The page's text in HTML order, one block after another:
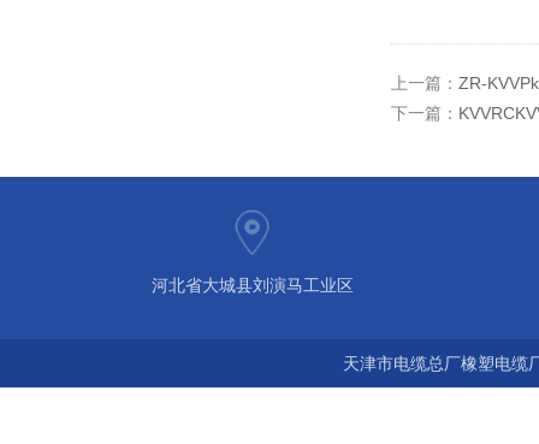
上一篇： ZR-
下一篇：
河北省大城县刘演马工业区
天津市电缆总厂橡塑电